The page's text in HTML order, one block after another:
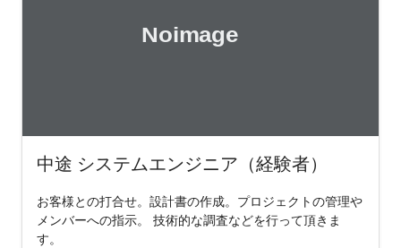
中途 システムエンジニア（経験者）
お客様との打合せ。設計書の作成。プロジェクトの管理や
メンバーへの指示。 技術的な調査などを行って頂きま
す。